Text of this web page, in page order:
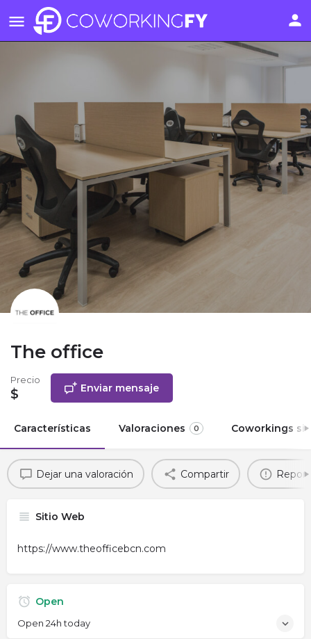
The office
Precio
$ Enviar mensaje
Características Valoraciones 0 Coworkings
Dejar una valoración Compartir
Sitio Web
https://www.theofficebcn.com
Open
Open 24h today